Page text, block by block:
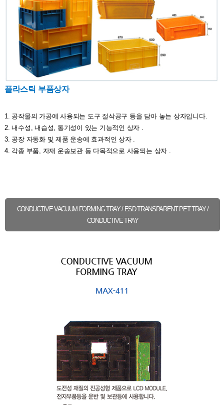
플라스틱 부품상자
1. 공작물의 가공에 사용되는 도구 절삭공구 등을 담아 놓는 상자입니다.
2. 내수성, 내습성, 통기성이 있는 기능적인 상자 .
3. 공장 자동화 및 제품 운송에 효과적인 상자 .
4. 각종 부품, 자재 운송보관 등 다목적으로 사용되는 상자 .
CONDUCTIVE VACUUM FORMING TRAY / ESD TRANSPARENT PET TRAY /
CONDUCTIVE TRAY